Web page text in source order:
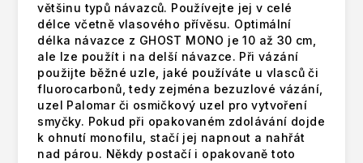
většinu typů návazců. Používejte jej v celé
délce včetně vlasového přívěsu. Optimální
délka návazce z GHOST MONO je 10 až 30 cm,
ale lze použít i na delší návazce. Při vázání
použijte běžné uzle, jaké používáte u vlasců či
fluorocarbonů, tedy zejména bezuzlové vázání,
uzel Palomar či osmičkový uzel pro vytvoření
smyčky. Pokud při opakovaném zdolávání dojde
k ohnutí monofilu, stačí jej napnout a nahřát
nad párou. Někdy postačí i opakovaně toto